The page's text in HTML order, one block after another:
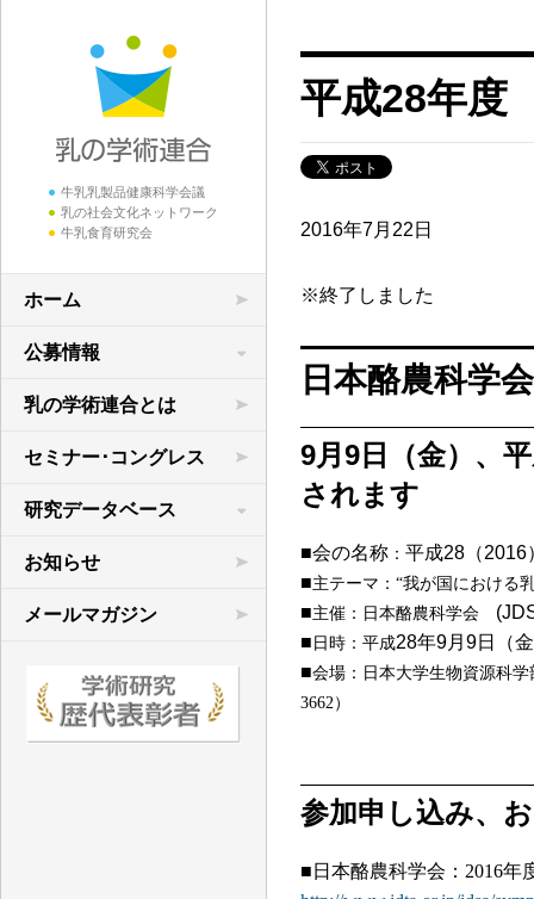
牛乳乳製品健康科学会議
乳の社会文化ネットワーク
牛乳食育研究会
ホーム
公募情報
学術研究の公募
領域横断共同研究
乳の学術連合とは
セミナー･コングレス
研究データベース
学術連合の研究
先行研究など
お知らせ
メールマガジン
平成28年度
2016年7月22日
※終了しました
日本酪農科学
9月9日（金）、
されます
■会の名称 ： 平成28（2016
■主テーマ：“我が国における
■主催：日本酪農科学会
■日時：平成28年9月9日（
■会場： 日本大学生物資源科
3662）
参加申し込み、
■日本酪農科学会： 2016年